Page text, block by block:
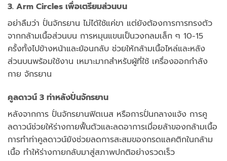
3. Arm Circles เพื่อเตรียมส่วนบน
อย่าลืมว่า ปั่นจักรยาน ไม่ได้ใช้แค่ขา แต่ยังต้องการการทรงตัว
จากกล้ามเนื้อส่วนบน การหมุนแขนเป็นวงกลมเล็ก ๆ 10-15
ครั้งทั้งไปข้างหน้าและย้อนกลับ ช่วยให้กล้ามเนื้อไหล่และหลัง
ส่วนบนพร้อมใช้งาน เหมาะมากสำหรับผู้ที่ใช้ เครื่องออกกําลัง
กาย จักรยาน
คูลดาวน์ 3 ท่าหลังปั่นจักรยาน
หลังจากการ ปั่นจักรยานฟิตเนส หรือการปั่นกลางแจ้ง การคู
ลดาวน์ช่วยให้ร่างกายฟื้นตัวและลดอาการเมื่อยล้าของกล้ามเนื้อ
การทำท่าคูลดาวน์ยังช่วยลดการสะสมของกรดแลคติกในกล้าม
เนื้อ ทำให้ร่างกายกลับมาสู่สภาพปกติอย่างรวดเร็ว